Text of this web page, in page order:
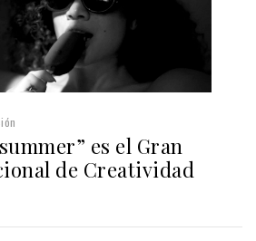
es el Gran
de Creatividad